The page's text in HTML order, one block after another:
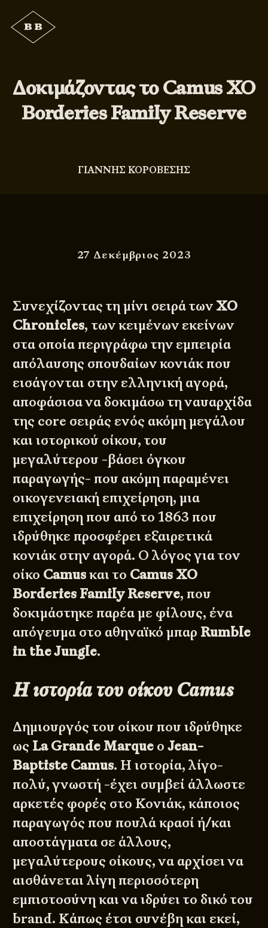
Δοκιμάζοντας το Camus XO
Borderies Family Reserve
ΓΙΑΝΝΗΣ ΚΟΡΟΒΕΣΗΣ
27 Δεκέμβριος 2023
Συνεχίζοντας τη μίνι σειρά των XO
Chronicles, των κειμένων εκείνων
στα οποία περιγράφω την εμπειρία
απόλαυσης σπουδαίων κονιάκ που
εισάγονται στην ελληνική αγορά,
αποφάσισα να δοκιμάσω τη ναυαρχίδα
της core σειράς ενός ακόμη μεγάλου
και ιστορικού οίκου, του
μεγαλύτερου -βάσει όγκου
παραγωγής- που ακόμη παραμένει
οικογενειακή επιχείρηση, μια
επιχείρηση που από το 1863 που
ιδρύθηκε προσφέρει εξαιρετικά
κονιάκ στην αγορά. Ο λόγος για τον
οίκο Camusκαι το Camus XO
Borderies Family Reserve, που
δοκιμάστηκε παρέα με φίλους, ένα
απόγευμα στο αθηναϊκό μπαρ Rumble
in the Jungle.
Η ιστορία του οίκου Camus
Δημιουργός του οίκου που ιδρύθηκε
ως La Grande Marque οJean-
Baptiste Camus. Η ιστορία, λίγο-
πολύ, γνωστή -έχει συμβεί άλλωστε
αρκετές φορές στο Κονιάκ, κάποιος
παραγωγός που πουλά κρασί ή/και
αποστάγματα σε άλλους,
μεγαλύτερους οίκους, να αρχίσει να
αισθάνεται λίγη περισσότερη
εμπιστοσύνη και να ιδρύει το δικό του
brand. Κάπως έτσι συνέβη και εκεί,